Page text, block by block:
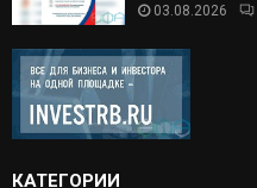
03.08.2026
КАТЕГОРИИ